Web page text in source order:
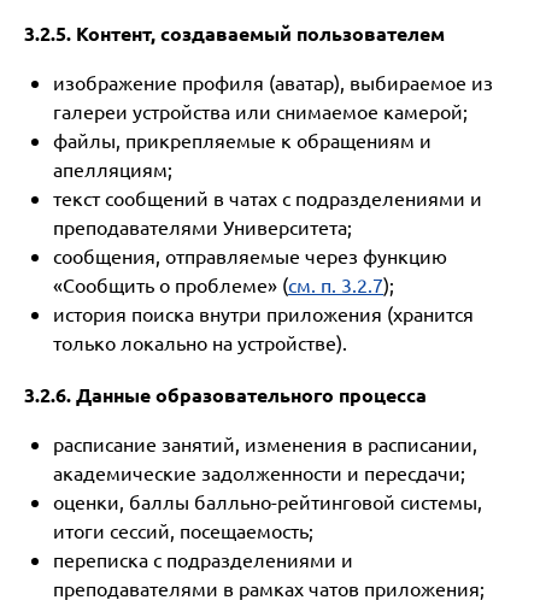
3.2.5. Контент, создаваемый пользователем
изображение профиля (аватар), выбираемое из
галереи устройства или снимаемое камерой;
файлы, прикрепляемые к обращениям и
апелляциям;
текст сообщений в чатах с подразделениями и
преподавателями Университета;
сообщения, отправляемые через функцию
«Сообщить о проблеме» (см. п. 3.2.7);
история поиска внутри приложения (хранится
только локально на устройстве).
3.2.6. Данные образовательного процесса
расписание занятий, изменения в расписании,
академические задолженности и пересдачи;
оценки, баллы балльно-рейтинговой системы,
итоги сессий, посещаемость;
переписка с подразделениями и
преподавателями в рамках чатов приложения;